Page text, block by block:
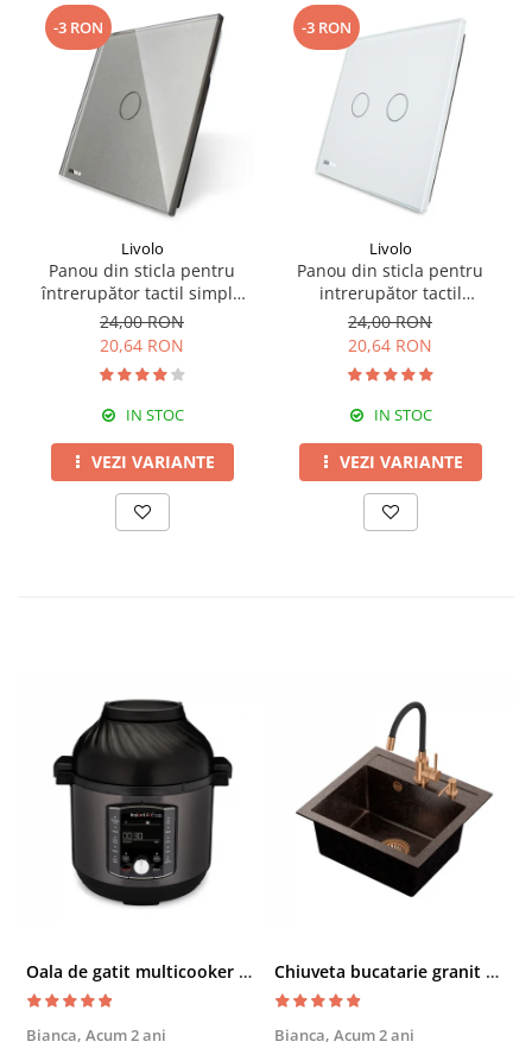
-3 RON
Livolo
Panou din sticla pentru
întrerupător tactil simplu
Livolo
24,00 RON
20,64 RON
IN STOC
VEZI VARIANTE
-3 RON
Livolo
Panou din sticla pentru
intrerupător tactil
dublu,Livolo
24,00 RON
20,64 RON
IN STOC
VEZI VARIANTE
Oala de gatit multicooker 11 functii Instant Pot Pro Crisp 8 + Air Fryer 7.6 lt
Bianca, Acum 2 ani
Chiuveta bucatarie granit cu finisaj negru perlat/cupru Steingran Art Copper cu dozator si baterie Quadron
Bianca, Acum 2 ani